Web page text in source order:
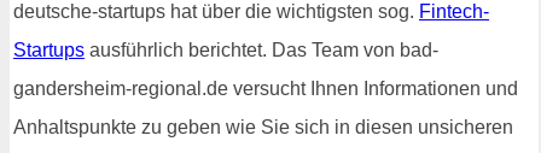
deutsche-startups hat über die wichtigsten sog. Fintech-
Startups ausführlich berichtet. Das Team von bad-
gandersheim-regional.de versucht Ihnen Informationen und
Anhaltspunkte zu geben wie Sie sich in diesen unsicheren